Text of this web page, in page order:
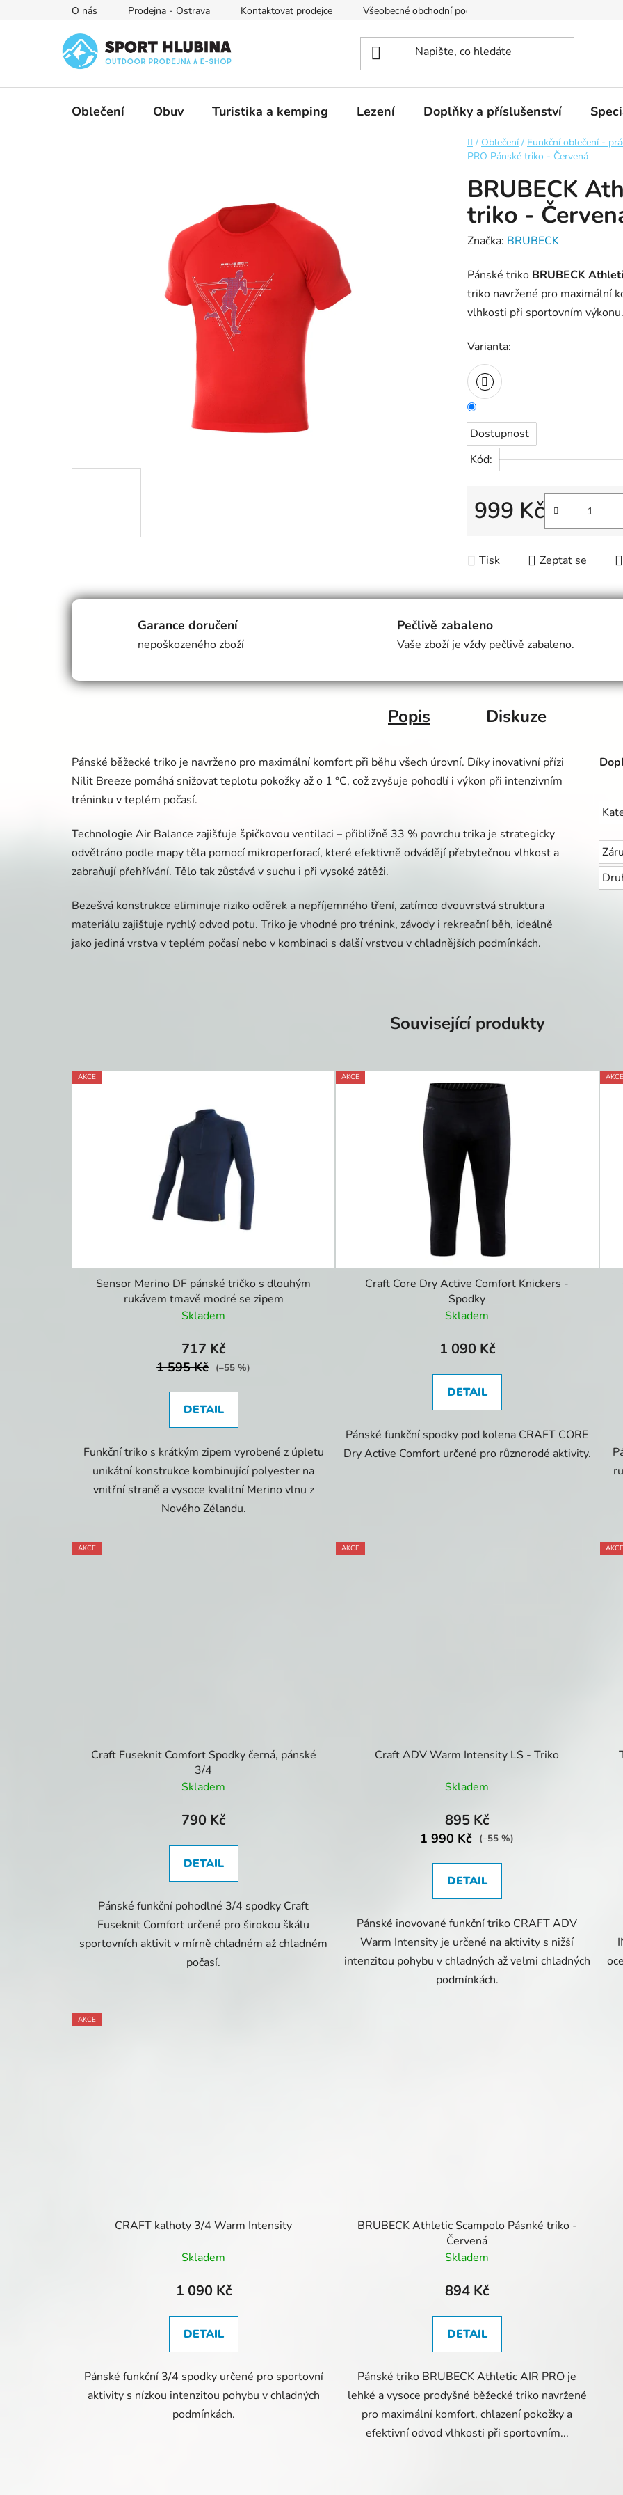
O nás Prodejna - Ostrava Kontaktovat prodejce Všeobecné obchodní podmínky
Oblečení Obuv Turistika a kemping Lezení Doplňky a příslušenství
Domů
/ Oblečení / Funkční oblečení -
PRO Pánské triko - Červená
BRUBECK
triko -
Značka: BRUBECK
Pánské triko BRUBECK
triko navržené pro maximální
vlhkosti při sportovním výkonu.
Varianta:
Dostupnost
Kód:
999 Kč
Tisk
Zeptat se
Garance doručení
nepoškozeného zboží
Pečlivě zabaleno
Vaše zboží je vždy pečlivě zabaleno.
Popis Diskuze
Pánské běžecké triko je navrženo pro maximální komfort při běhu všech úrovní. Díky inovativní přízi
Nilit Breeze pomáhá snižovat teplotu pokožky až o 1 °C, což zvyšuje pohodlí i výkon při intenzivním
tréninku v teplém počasí.
Technologie Air Balance zajišťuje špičkovou ventilaci – přibližně 33 % povrchu trika je strategicky
odvětráno podle mapy těla pomocí mikroperforací, které efektivně odvádějí přebytečnou vlhkost a
zabraňují přehřívání. Tělo tak zůstává v suchu i při vysoké zátěži.
Bezešvá konstrukce eliminuje riziko oděrek a nepříjemného tření, zatímco dvouvrstvá struktura
materiálu zajišťuje rychlý odvod potu. Triko je vhodné pro trénink, závody i rekreační běh, ideálně
jako jediná vrstva v teplém počasí nebo v kombinaci s další vrstvou v chladnějších podmínkách.
Související produkty
AKCE
Sensor Merino DF pánské tričko s dlouhým
rukávem tmavě modré se zipem
Skladem
717 Kč
1 595 Kč (–55 %)
DETAIL
Funkční triko s krátkým zipem vyrobené z úpletu
unikátní konstrukce kombinující polyester na
vnitřní straně a vysoce kvalitní Merino vlnu z
Nového Zélandu.
AKCE
Craft Core Dry Active Comfort Knickers -
Spodky
Skladem
1 090 Kč
DETAIL
Pánské funkční spodky pod kolena CRAFT CORE
Dry Active Comfort určené pro různorodé aktivity.
AKCE
AKCE
Craft Fuseknit Comfort Spodky černá, pánské
3/4
Skladem
790 Kč
DETAIL
Pánské funkční pohodlné 3/4 spodky Craft
Fuseknit Comfort určené pro širokou škálu
sportovních aktivit v mírně chladném až chladném
počasí.
AKCE
Craft ADV Warm Intensity LS - Triko
Skladem
895 Kč
1 990 Kč (–55 %)
DETAIL
Pánské inovované funkční triko CRAFT ADV
Warm Intensity je určené na aktivity s nižší
intenzitou pohybu v chladných až velmi chladných
podmínkách.
AKCE
AKCE
CRAFT kalhoty 3/4 Warm Intensity
Skladem
1 090 Kč
DETAIL
Pánské funkční 3/4 spodky určené pro sportovní
aktivity s nízkou intenzitou pohybu v chladných
podmínkách.
BRUBECK Athletic Scampolo Pásnké triko -
Červená
Skladem
894 Kč
DETAIL
Pánské triko BRUBECK Athletic AIR PRO je
lehké a vysoce prodyšné běžecké triko navržené
pro maximální komfort, chlazení pokožky a
efektivní odvod vlhkosti při sportovním...